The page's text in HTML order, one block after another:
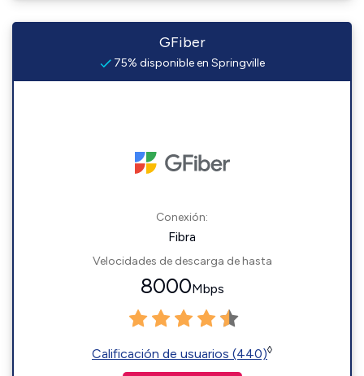
GFiber
75% disponible en Springville
Conexión:
Fibra
Velocidades de descarga de hasta
8000Mbps
Calificación de usuarios (440)◊